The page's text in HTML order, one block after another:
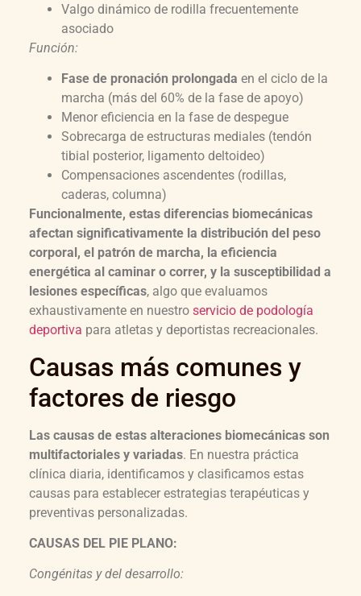
Valgo dinámico de rodilla frecuentemente
asociado
Función:
Fase de pronación prolongada en el ciclo de la
marcha (más del 60% de la fase de apoyo)
Menor eficiencia en la fase de despegue
Sobrecarga de estructuras mediales (tendón
tibial posterior, ligamento deltoideo)
Compensaciones ascendentes (rodillas,
caderas, columna)
Funcionalmente, estas diferencias biomecánicas
afectan significativamente la distribución del peso
corporal, el patrón de marcha, la eficiencia
energética al caminar o correr, y la susceptibilidad a
lesiones específicas, algo que evaluamos
exhaustivamente en nuestro servicio de podología
deportiva para atletas y deportistas recreacionales.
Causas más comunes y
factores de riesgo
Las causas de estas alteraciones biomecánicas son
multifactoriales y variadas. En nuestra práctica
clínica diaria, identificamos y clasificamos estas
causas para establecer estrategias terapéuticas y
preventivas personalizadas.
CAUSAS DEL PIE PLANO:
Congénitas y del desarrollo: